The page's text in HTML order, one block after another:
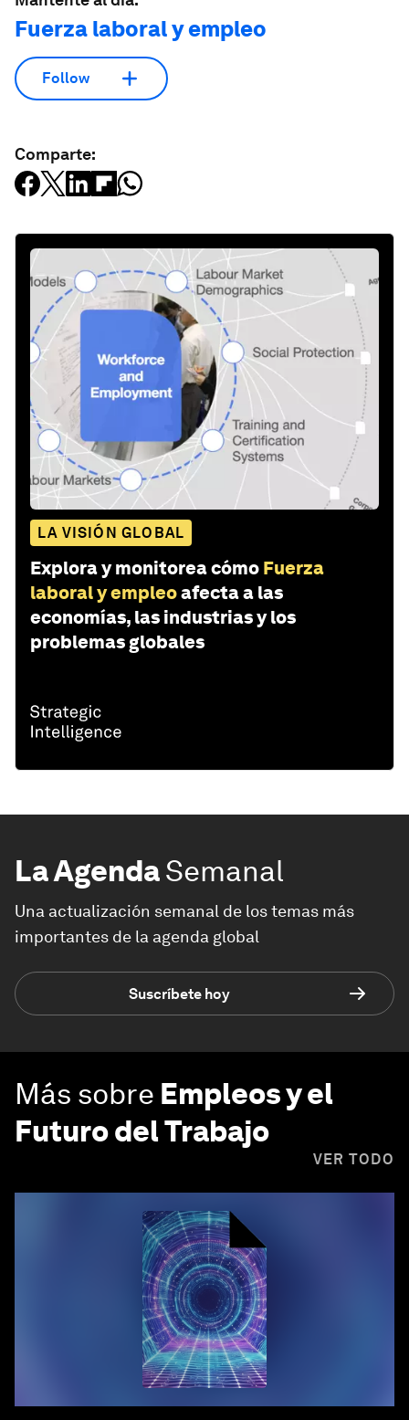
Fuerza laboral y empleo
Follow
Comparte:
LA VISIÓN GLOBAL
Explora y monitorea cómo Fuerza
laboral y empleoafecta a las
economías, las industrias y los
problemas globales
La AgendaSemanal
Una actualización semanal de los temas más
importantes de la agenda global
Suscríbete hoy
Más sobre Empleos y el
Futuro del Trabajo
VER TODO